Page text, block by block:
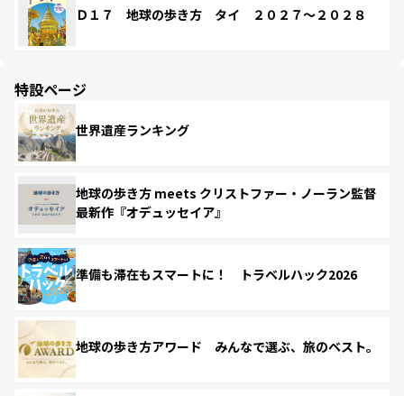
Ｄ１７ 地球の歩き方 タイ ２０２７～２０２８
特設ページ
世界遺産ランキング
地球の歩き方 meets クリストファー・ノーラン監督
最新作『オデュッセイア』
準備も滞在もスマートに！ トラベルハック2026
地球の歩き方アワード みんなで選ぶ、旅のベスト。